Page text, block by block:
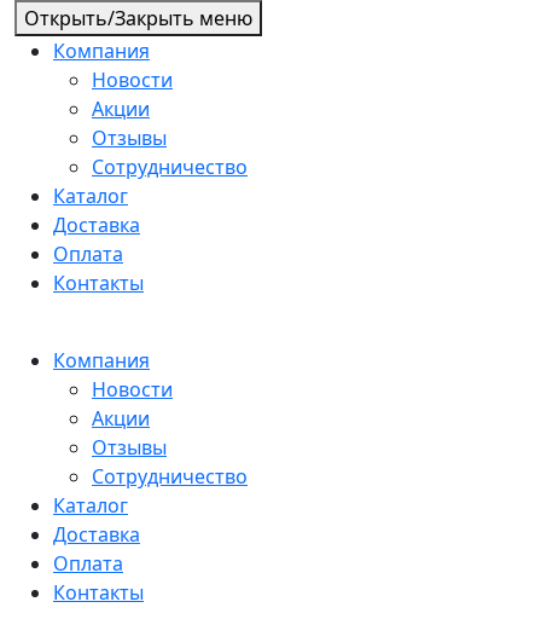
Открыть/Закрыть меню
Компания
Новости
Акции
Отзывы
Сотрудничество
Каталог
Доставка
Оплата
Контакты
Компания
Новости
Акции
Отзывы
Сотрудничество
Каталог
Доставка
Оплата
Контакты